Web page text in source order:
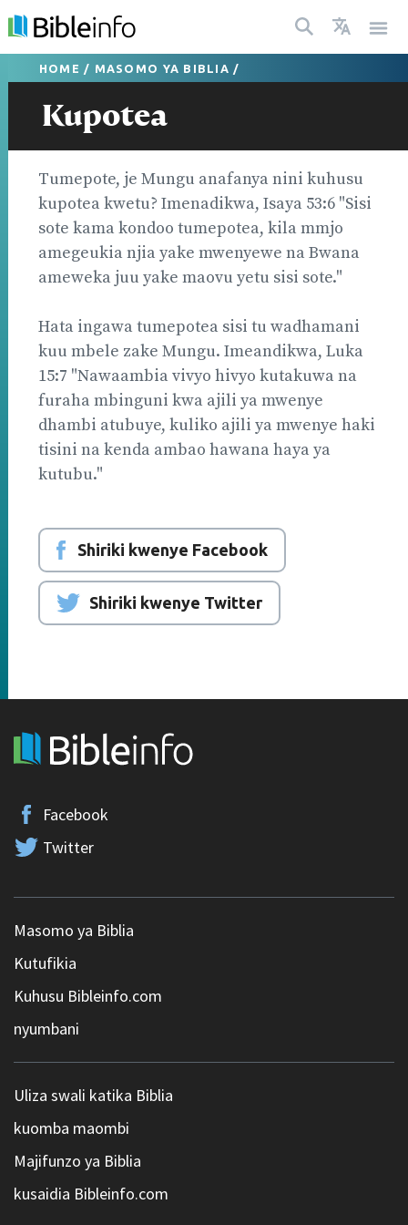
HOME / MASOMO YA BIBLIA /
Kupotea
Tumepote, je Mungu anafanya nini kuhusu
kupotea kwetu? Imenadikwa, Isaya 53:6 "Sisi
sote kama kondoo tumepotea, kila mmjo
amegeukia njia yake mwenyewe na Bwana
ameweka juu yake maovu yetu sisi sote."
Hata ingawa tumepotea sisi tu wadhamani
kuu mbele zake Mungu. Imeandikwa, Luka
15:7 "Nawaambia vivyo hivyo kutakuwa na
furaha mbinguni kwa ajili ya mwenye
dhambi atubuye, kuliko ajili ya mwenye haki
tisini na kenda ambao hawana haya ya
kutubu."
Shiriki kwenye Facebook
Shiriki kwenye Twitter
Facebook
Twitter
Masomo ya Biblia
Kutufikia
Kuhusu Bibleinfo.com
nyumbani
Uliza swali katika Biblia
kuomba maombi
Majifunzo ya Biblia
kusaidia Bibleinfo.com